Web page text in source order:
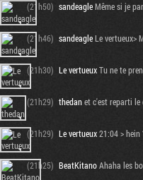
(21h50) sandeagleMême si je
(21h46) sandeagleLe vertueux>
(21h30) Le vertueuxTu ne te
(21h29) thedanet c'est reparti le
(21h29) Le vertueux21:04 > hein
(21h25) BeatKitanoAhaha les